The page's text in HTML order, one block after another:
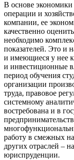
В основе
операции и
компании, ее
качественно
необходимо
показателей. Это и
и имеющиеся у нее
и инвестиционные
период обучения
организации
труда, правовое
системному
востребована и в
работу в смежных
других отраслей –
юриспруденции.